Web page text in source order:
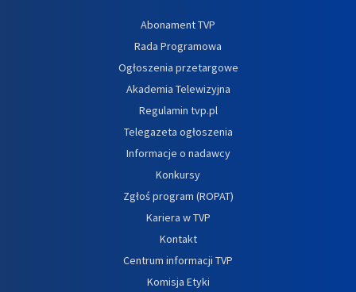
Abonament TVP
Rada Programowa
Ogłoszenia przetargowe
Akademia Telewizyjna
Regulamin tvp.pl
Telegazeta ogłoszenia
Informacje o nadawcy
Konkursy
Zgłoś program (ROPAT)
Kariera w TVP
Kontakt
Centrum informacji TVP
Komisja Etyki